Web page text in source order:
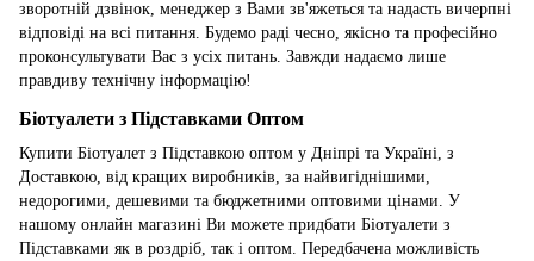
зворотній дзвінок, менеджер з Вами зв'яжеться та надасть вичерпні
відповіді на всі питання. Будемо раді чесно, якісно та професійно
проконсультувати Вас з усіх питань. Завжди надаємо лише
правдиву технічну інформацію!
Біотуалети з Підставками Оптом
Купити Біотуалет з Підставкою оптом у Дніпрі та Україні, з
Доставкою, від кращих виробників, за найвигіднішими,
недорогими, дешевими та бюджетними оптовими цінами. У
нашому онлайн магазині Ви можете придбати Біотуалети з
Підставками як в роздріб, так і оптом. Передбачена можливість